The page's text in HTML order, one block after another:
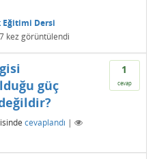
Eğitimi Dersi
kez görüntülendi
1
cevap
güç
cevaplandı |